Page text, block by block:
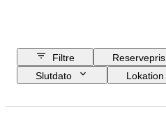
Filtre Reservepris
Slutdato
Lokation